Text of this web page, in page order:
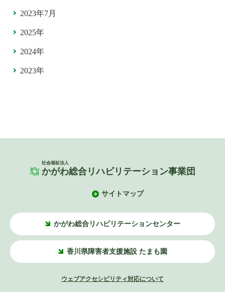
2023年7月
2025年
2024年
2023年
社会福祉法人
かがわ総合リハビリテーション事業団
サイトマップ
かがわ総合リハビリテーションセンター
香川県障害者支援施設 たまも園
ウェブアクセシビリティ対応について